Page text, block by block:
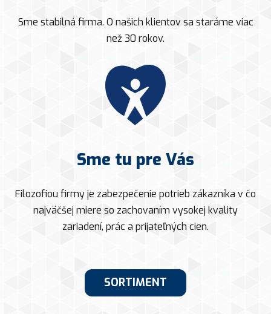
Sme stabilná firma. O našich klientov sa staráme viac
než 30 rokov.
Sme tu pre Vás
Filozofiou firmy je zabezpečenie potrieb zákazníka v čo
najväčšej miere so zachovaním vysokej kvality
zariadení, prác a prijateľných cien.
SORTIMENT